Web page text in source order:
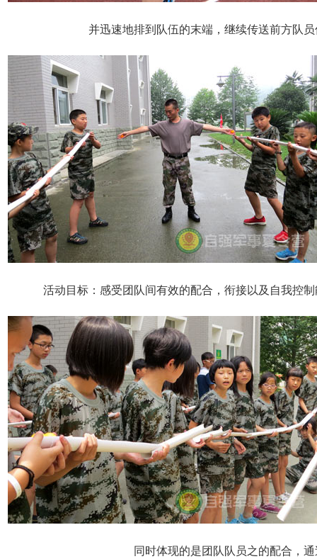
并迅速地排到队伍的末端，继续传送前方队
活动目标：感受团队间有效的配合，衔接以及自我控
同时体现的是团队队员之的配合，